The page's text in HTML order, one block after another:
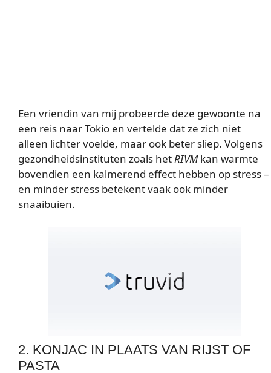
Een vriendin van mij probeerde deze gewoonte na
een reis naar Tokio en vertelde dat ze zich niet
alleen lichter voelde, maar ook beter sliep. Volgens
gezondheidsinstituten zoals hetRIVMkan warmte
bovendien een kalmerend effect hebben op stress –
en minder stress betekent vaak ook minder
snaaibuien.
2. KONJAC IN PLAATS VAN RIJST OF
PASTA